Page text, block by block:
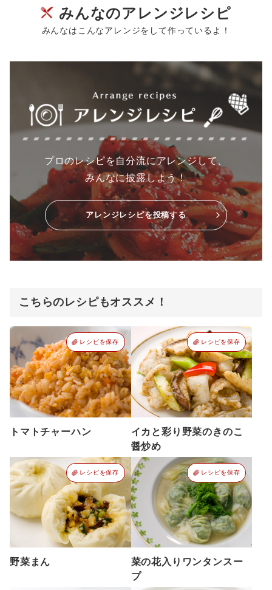
みんなのアレンジレシピ
みんなはこんなアレンジをして作っているよ！
プロのレシピを自分流にアレンジして、
みんなに披露しよう！
アレンジレシピを投稿する
こちらのレシピもオススメ！
レシピを保存
トマトチャーハン
レシピを保存
イカと彩り野菜のきのこ
醤炒め
レシピを保存
野菜まん
レシピを保存
菜の花入りワンタンスー
プ